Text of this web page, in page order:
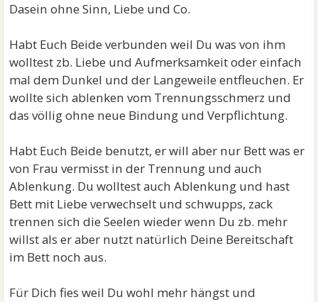
Dasein ohne Sinn, Liebe und Co.
Habt Euch Beide verbunden weil Du was von ihm
wolltest zb. Liebe und Aufmerksamkeit oder einfach
mal dem Dunkel und der Langeweile entfleuchen. Er
wollte sich ablenken vom Trennungsschmerz und
das völlig ohne neue Bindung und Verpflichtung.
Habt Euch Beide benutzt, er will aber nur Bett was er
von Frau vermisst in der Trennung und auch
Ablenkung. Du wolltest auch Ablenkung und hast
Bett mit Liebe verwechselt und schwupps, zack
trennen sich die Seelen wieder wenn Du zb. mehr
willst als er aber nutzt natürlich Deine Bereitschaft
im Bett noch aus.
Für Dich fies weil Du wohl mehr hängst und